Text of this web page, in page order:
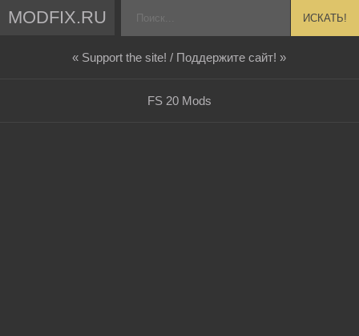
MODFIX.RU ИСКАТЬ!
« Support the site! / Поддержите сайт! »
FS 20 Mods